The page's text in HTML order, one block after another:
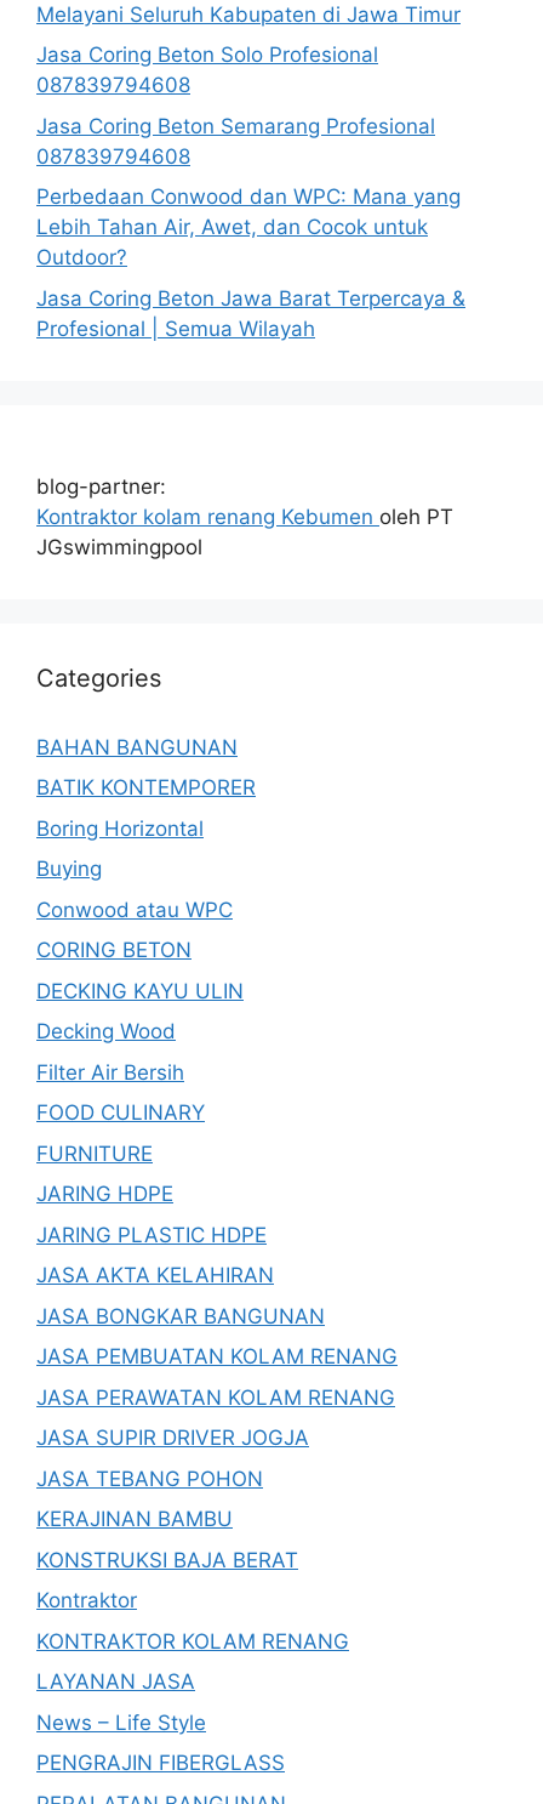
Melayani Seluruh Kabupaten di Jawa Timur
Jasa Coring Beton Solo Profesional
087839794608
Jasa Coring Beton Semarang Profesional
087839794608
Perbedaan Conwood dan WPC: Mana yang
Lebih Tahan Air, Awet, dan Cocok untuk
Outdoor?
Jasa Coring Beton Jawa Barat Terpercaya &
Profesional | Semua Wilayah
blog-partner:
Kontraktor kolam renang Kebumen oleh PT
JGswimmingpool
Categories
BAHAN BANGUNAN
BATIK KONTEMPORER
Boring Horizontal
Buying
Conwood atau WPC
CORING BETON
DECKING KAYU ULIN
Decking Wood
Filter Air Bersih
FOOD CULINARY
FURNITURE
JARING HDPE
JARING PLASTIC HDPE
JASA AKTA KELAHIRAN
JASA BONGKAR BANGUNAN
JASA PEMBUATAN KOLAM RENANG
JASA PERAWATAN KOLAM RENANG
JASA SUPIR DRIVER JOGJA
JASA TEBANG POHON
KERAJINAN BAMBU
KONSTRUKSI BAJA BERAT
Kontraktor
KONTRAKTOR KOLAM RENANG
LAYANAN JASA
News – Life Style
PENGRAJIN FIBERGLASS